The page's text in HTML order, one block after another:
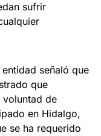
sufrir
señaló que
que
voluntad de
en Hidalgo,
se ha requerido